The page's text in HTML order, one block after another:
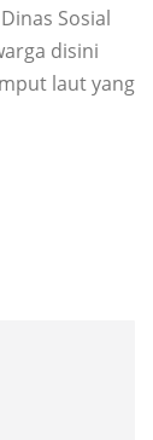
Sosial
disini
laut yang